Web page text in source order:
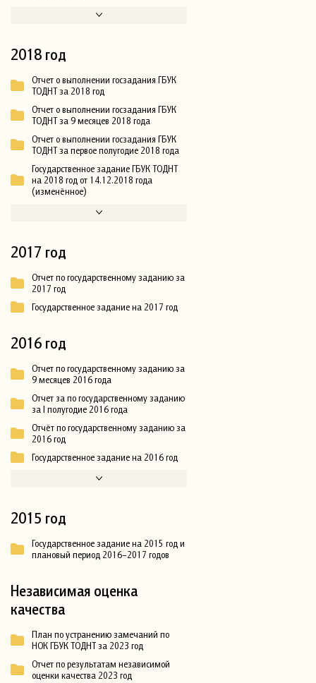
2018 год
Отчет о выполнении госзадания ГБУК
ТОДНТ за 2018 год
Отчет о выполнении госзадания ГБУК
ТОДНТ за 9 месяцев 2018 года
Отчет о выполнении госзадания ГБУК
ТОДНТ за первое полугодие 2018 года
Государственное задание ГБУК ТОДНТ
на 2018 год от 14.12.2018 года
(изменённое)
2017 год
Отчет по государственному заданию за
2017 год
Государственное задание на 2017 год
2016 год
Отчет по государственному заданию за
9 месяцев 2016 года
Отчет за по государственному заданию
за I полугодие 2016 года
Отчёт по государственному заданию за
2016 год
Государственное задание на 2016 год
2015 год
Государственное задание на 2015 год и
плановый период 2016–2017 годов
Независимая оценка
качества
План по устранению замечаний по
НОК ГБУК ТОДНТ за 2023 год
Отчет по результатам независимой
оценки качества 2023 год